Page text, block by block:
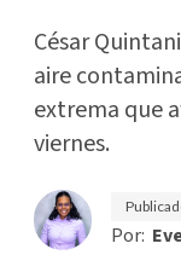
César
aire
extrema que
viernes.
Por: